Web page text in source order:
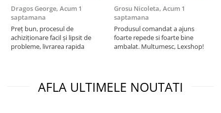
Puzzle 3D
Puzzle 8000 piese
Puzzle 150 piese
Puzzle 1000 piese fluorescent
Dragos George, Acum 1
saptamana
Preț bun, procesul de
achiziționare facil și lipsit de
probleme, livrarea rapida
Grosu Nicoleta, Acum 1
saptamana
Produsul comandat a ajuns
foarte repede si foarte bine
ambalat. Multumesc, Lexshop!
AFLA ULTIMELE NOUTATI